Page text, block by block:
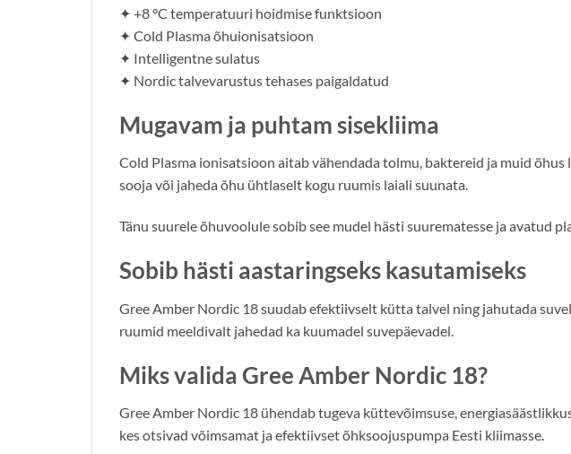
✦ +8 °C temperatuuri hoidmise funktsioon
✦ Cold Plasma õhuionisatsioon
✦ Intelligentne sulatus
✦ Nordic talvevarustus tehases paigaldatud
Mugavam ja puhtam sisekliima
Cold Plasma ionisatsioon aitab vähendada tolmu, baktereid ja muid
sooja või jaheda õhu ühtlaselt kogu ruumis laiali suunata.
Tänu suurele õhuvoolule sobib see mudel hästi suurematesse ja avatud
Sobib hästi aastaringseks kasutamiseks
Gree Amber Nordic 18 suudab efektiivselt kütta talvel ning jahutada
ruumid meeldivalt jahedad ka kuumadel suvepäevadel.
Miks valida Gree Amber Nordic 18?
Gree Amber Nordic 18 ühendab tugeva küttevõimsuse,
kes otsivad võimsamat ja efektiivset õhksoojuspumpa Eesti kliimasse.